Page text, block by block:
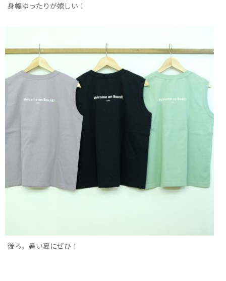
身幅ゆったりが嬉しい！
後ろ。暑い夏にぜひ！